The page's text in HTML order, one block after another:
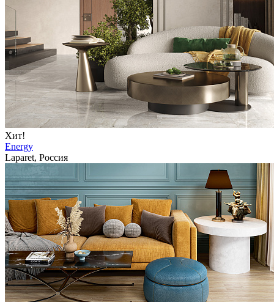
Хит!
Energy
Laparet, Россия